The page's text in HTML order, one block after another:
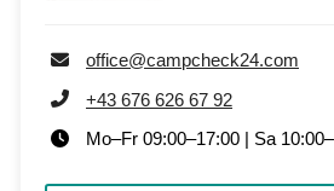
office@campcheck24.com
+43 676 626 67 92
Mo–Fr 09:00–17:00 | Sa